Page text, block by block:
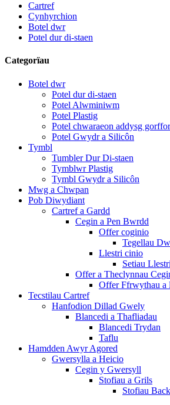
Cartref
Cynhyrchion
Botel dwr
Potel dur di-staen
Categorïau
Botel dwr
Potel dur di-staen
Potel Alwminiwm
Potel Plastig
Potel chwaraeon addysg
Potel Gwydr a Silicôn
Tymbl
Tumbler Dur Di-staen
Tymblwr Plastig
Tymbl Gwydr a Silicôn
Mwg a Chwpan
Pob Diwydiant
Cartref a Gardd
Cegin a Pen Bwrdd
Offer coginio
Tegellau
Llestri cinio
Setiau
Offer a Theclynnau
Offer Ffrwythau a
Tecstilau Cartref
Hanfodion Dillad Gwely
Blancedi a Thafliadau
Blancedi Trydan
Taflu
Hamdden Awyr Agored
Gwersylla a Heicio
Cegin y Gwersyll
Stofiau a Grils
Stofiau